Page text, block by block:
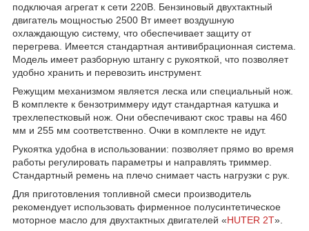
подключая агрегат к сети 220В. Бензиновый двухтактный
двигатель мощностью 2500 Вт имеет воздушную
охлаждающую систему, что обеспечивает защиту от
перегрева. Имеется стандартная антивибрационная система.
Модель имеет разборную штангу с рукояткой, что позволяет
удобно хранить и перевозить инструмент.
Режущим механизмом является леска или специальный нож.
В комплекте к бензотриммеру идут стандартная катушка и
трехлепестковый нож. Они обеспечивают скос травы на 460
мм и 255 мм соответственно. Очки в комплекте не идут.
Рукоятка удобна в использовании: позволяет прямо во время
работы регулировать параметры и направлять триммер.
Стандартный ремень на плечо снимает часть нагрузки с рук.
Для приготовления топливной смеси производитель
рекомендует использовать фирменное полусинтетическое
моторное масло для двухтактных двигателей «HUTER 2T».